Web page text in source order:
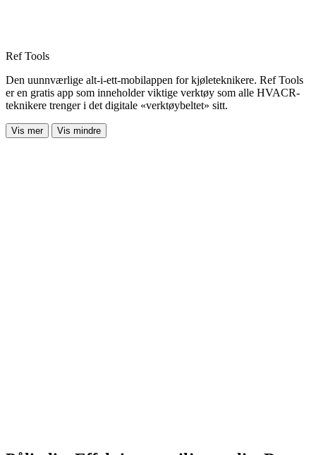
Ref Tools
Den uunnværlige alt-i-ett-mobilappen for kjøleteknikere. Ref Tools
er en gratis app som inneholder viktige verktøy som alle HVACR-
teknikere trenger i det digitale «verktøybeltet» sitt.
Vis mer Vis mindre